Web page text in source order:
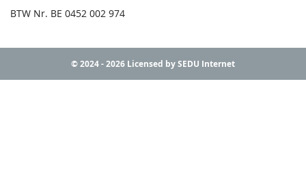
BTW Nr. BE 0452 002 974
© 2024 - 2026 Licensed by SEDU Internet